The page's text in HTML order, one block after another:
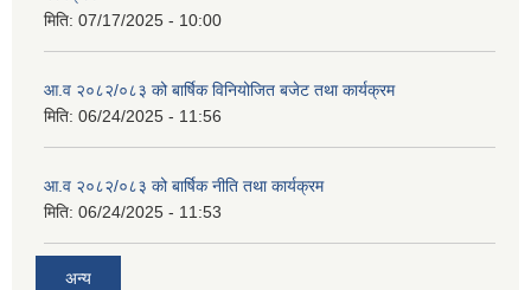
मिति: 07/17/2025 - 10:00
आ.व २०८२/०८३ को बार्षिक विनियोजित बजेट तथा कार्यक्रम
मिति: 06/24/2025 - 11:56
आ.व २०८२/०८३ को बार्षिक नीति तथा कार्यक्रम
मिति: 06/24/2025 - 11:53
अन्य